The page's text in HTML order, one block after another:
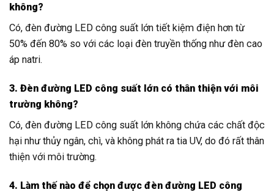
không?
Có, đèn đường LED công suất lớn tiết kiệm điện hơn từ
50% đến 80% so với các loại đèn truyền thống như đèn cao
áp natri.
3. Đèn đường LED công suất lớn có thân thiện với môi
trường không?
Có, đèn đường LED công suất lớn không chứa các chất độc
hại như thủy ngân, chì, và không phát ra tia UV, do đó rất thân
thiện với môi trường.
4. Làm thế nào để chọn được đèn đường LED công